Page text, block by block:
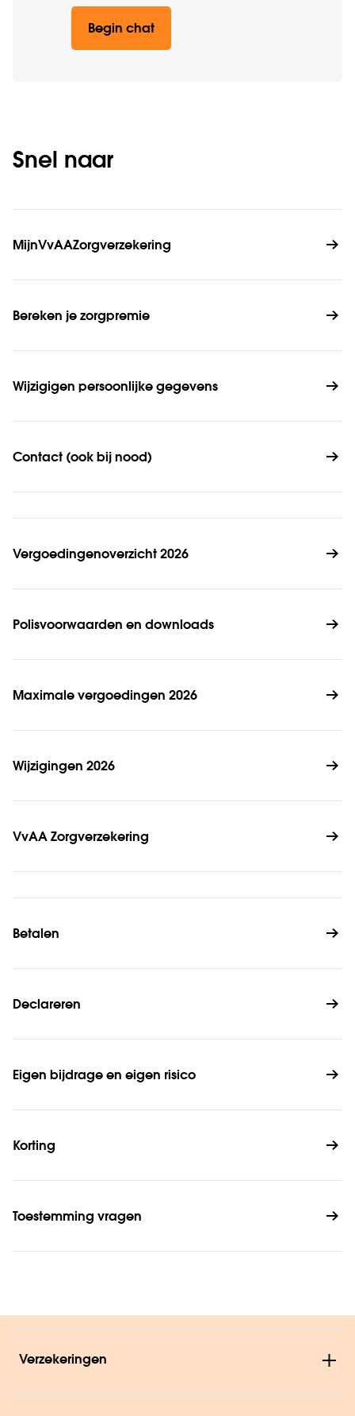
Begin chat
Snel naar
MijnVvAAZorgverzekering
Bereken je zorgpremie
Wijzigigen persoonlijke gegevens
Contact (ook bij nood)
Vergoedingenoverzicht 2026
Polisvoorwaarden en downloads
Maximale vergoedingen 2026
Wijzigingen 2026
VvAA Zorgverzekering
Betalen
Declareren
Eigen bijdrage en eigen risico
Korting
Toestemming vragen
Verzekeringen